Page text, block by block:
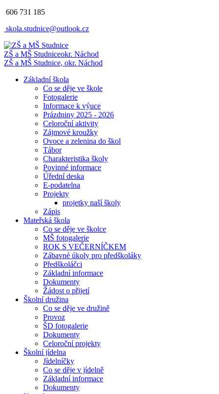
606 731 185
skola.studnice@outlook.cz
ZŠ a MŠ Studniceokr. Náchod
ZŠ a MŠ Studnice, okr. Náchod
Základní škola
Co se děje ve škole
Fotogalerie
Informace k výuce
Prázdniny 2025 - 2026
Celoroční aktivity
Zájmové kroužky
Ovoce a zelenina do škol
Tábor
Charakteristika školy
Povinné informace
Úřední deska
E-podatelna
Projekty
projetky naší školy
Zápis
Mateřská škola
Co se děje ve školce
MŠ fotogalerie
ROK S VEČERNÍČKEM
Zábavné úkoly pro předškoláky
Předškoláčci
Základní informace
Dokumenty
Žádost o přijetí
Školní družina
Co se děje ve družině
Provoz
ŠD fotogalerie
Dokumenty
Celoroční projekty
Školní jídelna
Jídelníčky
Co se děje v jídelně
Základní informace
Dokumenty